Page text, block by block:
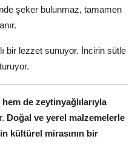
şeker bulunmaz, tamamen
bir lezzet sunuyor. İncirin sütle
de zeytinyağlılarıyla
Doğal ve yerel malzemelerle
kültürel mirasının bir